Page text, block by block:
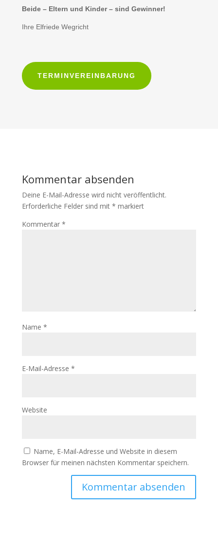
Beide – Eltern und Kinder – sind Gewinner!
Ihre Elfriede Wegricht
TERMINVEREINBARUNG
Kommentar absenden
Deine E-Mail-Adresse wird nicht veröffentlicht.
Erforderliche Felder sind mit * markiert
Kommentar *
Name *
E-Mail-Adresse *
Website
Name, E-Mail-Adresse und Website in diesem
Browser für meinen nächsten Kommentar speichern.